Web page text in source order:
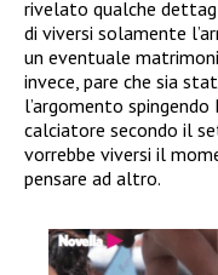
rivelato qualche
di viversi solamente
un eventuale
invece, pare che sia
l’argomento
calciatore secondo il
vorrebbe viversi il
pensare ad altro.